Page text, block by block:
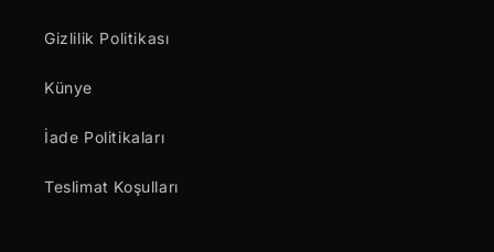
Gizlilik Politikası
Künye
İade Politikaları
Teslimat Koşulları